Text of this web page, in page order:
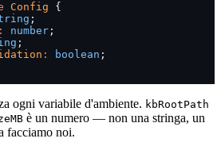
Config {
;
: number ;
;
: boolean ;
ogni variabile d'ambiente. kbRootPath
è un numero — non una stringa, un
facciamo noi.